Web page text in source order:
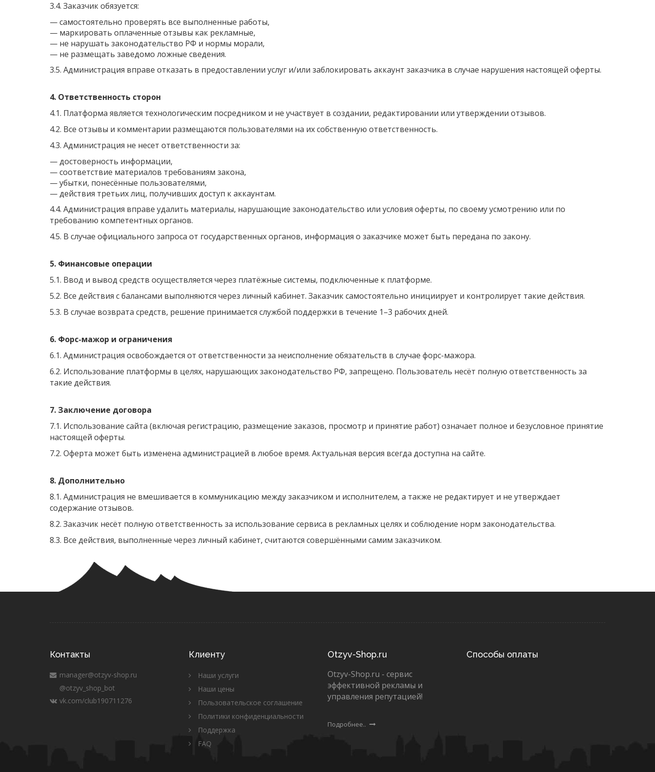
3.4. Заказчик обязуется:
—самостоятельно проверять все выполненные работы,
— маркировать оплаченные отзывы как рекламные,
— не нарушать законодательство РФ и нормы морали,
— не размещать заведомо ложные сведения.
3.5. Администрация вправе отказать в предоставлении услуг и/или заблокировать аккаунт заказчика в случае нарушения настоящей оферты.
4. Ответственность сторон
4.1. Платформа является технологическим посредником и не участвует в создании, редактировании или утверждении отзывов.
4.2. Все отзывы и комментарии размещаются пользователями на их собственную ответственность.
4.3. Администрация не несет ответственности за:
—достоверность информации,
—соответствие материалов требованиям закона,
—убытки, понесённые пользователями,
—действия третьих лиц, получивших доступ к аккаунтам.
4.4. Администрация вправе удалить материалы, нарушающие законодательство или условия оферты, по своему усмотрению или по
требованию компетентных органов.
4.5. В случае официального запроса от государственных органов, информация о заказчике может быть передана по закону.
5. Финансовые операции
5.1. Ввод и вывод средств осуществляется через платёжные системы, подключенные к платформе.
5.2. Все действия с балансами выполняются через личный кабинет. Заказчик самостоятельно инициирует и контролирует такие действия.
5.3. В случае возврата средств, решение принимается службой поддержки в течение 1–3 рабочих дней.
6. Форс-мажор и ограничения
6.1. Администрация освобождается от ответственности за неисполнение обязательств в случае форс-мажора.
6.2. Использование платформы в целях, нарушающих законодательство РФ, запрещено. Пользователь несёт полную ответственность за
такие действия.
7. Заключение договора
7.1. Использование сайта (включая регистрацию, размещение заказов, просмотр и принятие работ) означает полное и безусловное принятие
настоящей оферты.
7.2. Оферта может быть изменена администрацией в любое время. Актуальная версия всегда доступна на сайте.
8. Дополнительно
8.1. Администрация не вмешивается в коммуникацию между заказчиком и исполнителем, а также не редактирует и не утверждает
содержание отзывов.
8.2. Заказчик несёт полную ответственность за использование сервиса в рекламных целях и соблюдение норм законодательства.
8.3. Все действия, выполненные через личный кабинет, считаются совершёнными самим заказчиком.
Контакты
manager@otzyv-shop.ru
@otzyv_shop_bot
vk.com/club190711276
Клиенту
Наши услуги
Наши цены
Пользовательское соглашение
Политики конфиденциальности
Поддержка
FAQ
Otzyv-Shop.ru
Otzyv-Shop.ru - сервис
эффективной рекламы и
управления репутацией!
Подробнее..
Способы оплаты